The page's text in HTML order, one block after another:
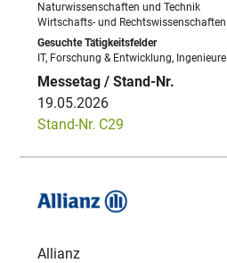
Naturwissenschaften und Technik
Wirtschafts- und Rechtswissenschaften
IT, Forschung & Entwicklung, Ingenieure
19.05.2026
Stand-Nr. C29
Allianz